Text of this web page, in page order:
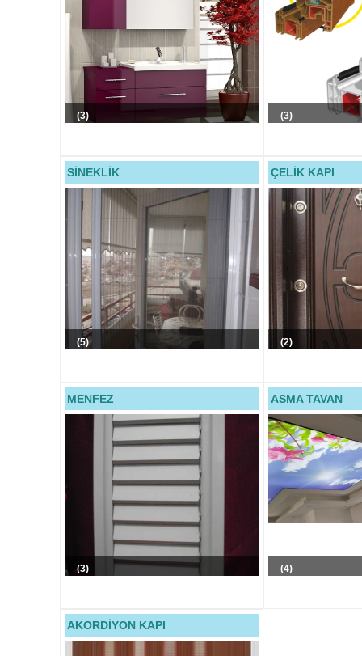
(3) (3)
SİNEKLİK
(5)
ÇELİK KAPI
(2)
MENFEZ
(3)
ASMA TAVAN
(4)
AKORDİYON KAPI